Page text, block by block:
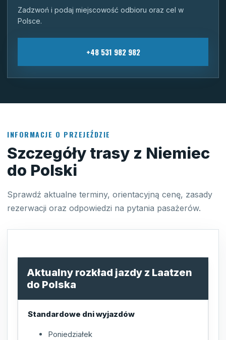
Zadzwoń i podaj miejscowość odbioru oraz cel w
Polsce.
+48 531 982 982
INFORMACJE O PRZEJEŹDZIE
Szczegóły trasy z Niemiec
do Polski
Sprawdź aktualne terminy, orientacyjną cenę, zasady
rezerwacji oraz odpowiedzi na pytania pasażerów.
Aktualny rozkład jazdy z Laatzen
do Polska
Standardowe dni wyjazdów
Poniedziałek